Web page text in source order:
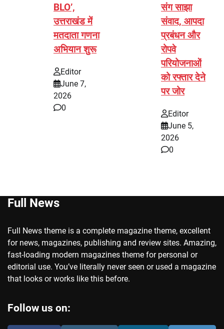
BLO’,
उत्तराखंड में
मतदाता गणना
अभियान शुरू
Editor
June 7,
2026
0
संग साझा
संवाद, आपदा
प्रबंधन और
रोपवे
परियोजनाओं
को रफ्तार देने
पर जोर
Editor
June 5,
2026
0
Full News
Full News theme is a complete magazine theme, excellent
for news, magazines, publishing and review sites. Amazing,
fast-loading modern magazines theme for personal or
editorial use. You’ve literally never seen or used a magazine
that looks or works like this before.
Follow us on: